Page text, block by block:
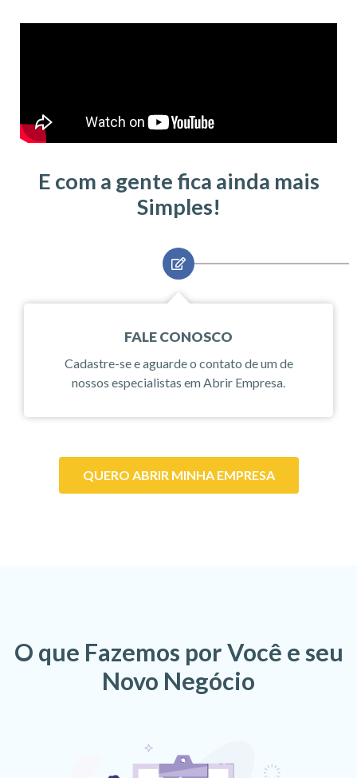
E com a gente fica ainda mais
Simples!
FALE CONOSCO
Cadastre-se e aguarde o contato de um de
nossos especialistas em Abrir Empresa.
QUERO ABRIR MINHA EMPRESA
O que Fazemos por Você e seu
Novo Negócio